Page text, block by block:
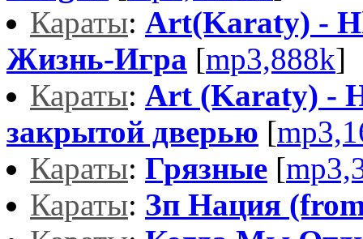
Караты: Art(Karaty) -
Жизнь-Игра [mp3,888k]
Караты: Art (Karaty) -
закрытой дверью [
Караты: Грязные [
Караты: Зп Нация